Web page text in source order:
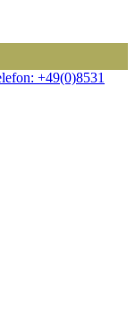
+49(0)8531